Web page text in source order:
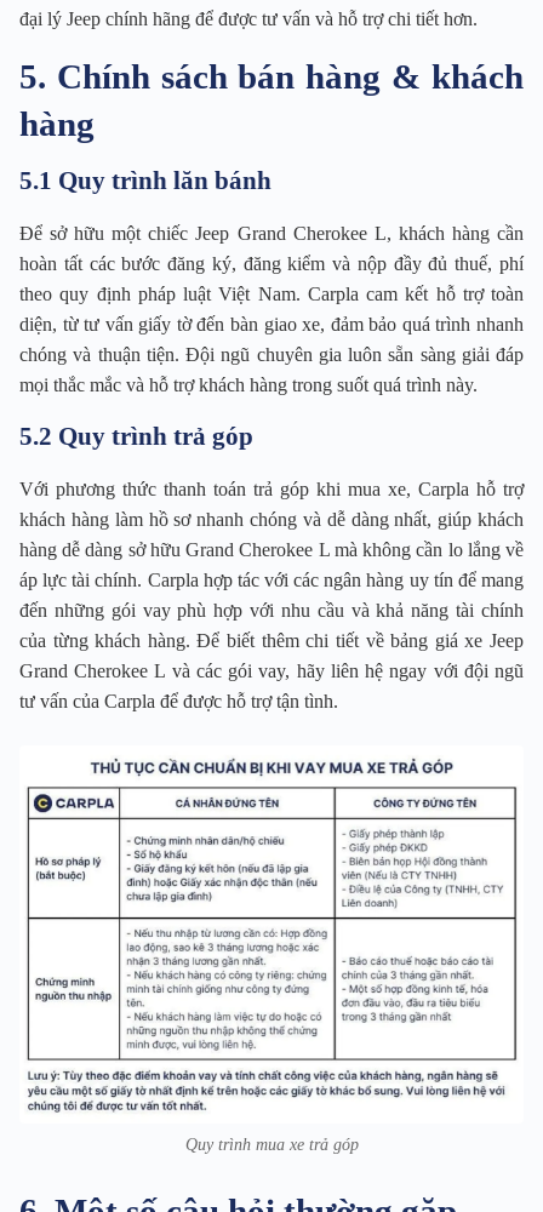
đại lý Jeep chính hãng để được tư vấn và hỗ trợ chi tiết hơn.
5. Chính sách bán hàng & khách
hàng
5.1 Quy trình lăn bánh
Để sở hữu một chiếc Jeep Grand Cherokee L, khách hàng cần
hoàn tất các bước đăng ký, đăng kiểm và nộp đầy đủ thuế, phí
theo quy định pháp luật Việt Nam. Carpla cam kết hỗ trợ toàn
diện, từ tư vấn giấy tờ đến bàn giao xe, đảm bảo quá trình nhanh
chóng và thuận tiện. Đội ngũ chuyên gia luôn sẵn sàng giải đáp
mọi thắc mắc và hỗ trợ khách hàng trong suốt quá trình này.
5.2 Quy trình trả góp
Với phương thức thanh toán trả góp khi mua xe, Carpla hỗ trợ
khách hàng làm hồ sơ nhanh chóng và dễ dàng nhất, giúp khách
hàng dễ dàng sở hữu Grand Cherokee L mà không cần lo lắng về
áp lực tài chính. Carpla hợp tác với các ngân hàng uy tín để mang
đến những gói vay phù hợp với nhu cầu và khả năng tài chính
của từng khách hàng. Để biết thêm chi tiết về bảng giá xe Jeep
Grand Cherokee L và các gói vay, hãy liên hệ ngay với đội ngũ
tư vấn của Carpla để được hỗ trợ tận tình.
Quy trình mua xe trả góp